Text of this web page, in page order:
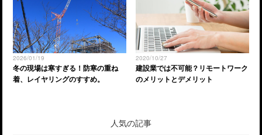
2026/01/19
冬の現場は寒すぎる！防寒の重ね
着、レイヤリングのすすめ。
2020/10/27
建設業では不可能？リモートワーク
のメリットとデメリット
人気の記事